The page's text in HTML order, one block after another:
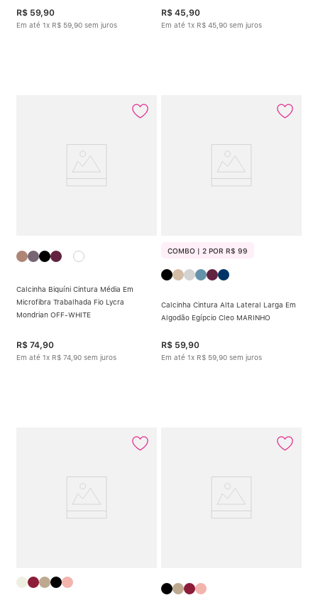
R$ 59,90
Em até 1x R$ 59 90 sem juros
R$ 45,90
Em até 1x R$ 45 90 sem juros
Calcinha Biquíni Cintura Média Em
Microfibra Trabalhada Fio Lycra
Mondrian OFF-WHITE
R$ 74,90
Em até 1x R$ 74 90 sem juros
COMBO | 2 POR R$ 99
Calcinha Cintura Alta Lateral Larga Em
Algodão Egípcio Cleo MARINHO
R$ 59,90
Em até 1x R$ 59 90 sem juros